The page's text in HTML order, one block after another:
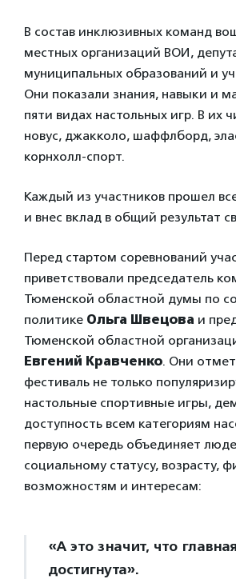
В состав инклюзивных команд
местных организаций ВОИ,
муниципальных образований и
Они показали знания, навыки и
пяти видах настольных игр. В их
новус, джакколо, шаффлборд,
корнхолл-спорт.
Каждый из участников прошел
и внес вклад в общий результат
Перед стартом соревнований
приветствовали председатель
Тюменской областной думы по
политике Ольга Швецова и
Тюменской областной
Евгений Кравченко. Они
фестиваль не только
настольные спортивные игры,
доступность всем категориям
первую очередь объединяет
социальному статусу, возрасту,
возможностям и интересам:
«А это значит, что
достигнута».